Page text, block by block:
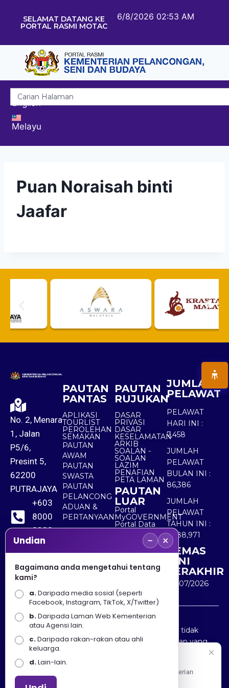
SELAMAT DATANG KE
PORTAL RASMI MOTAC
6/8/2026 02:53 AM
English
Melayu
Puan Noraisah binti
Jaafar
No. 2, Menara
1, Jalan
P5/6,
Presint 5,
62200
PUTRAJAYA
+603
8000
8000
+603
8891
7100
PAUTAN
PANTAS
APLIKASI
TOURLIST
PEROLEHAN
SEMAKAN
PAUTAN
AWAM
PAUTAN
SWASTA
PAUTAN
PELANCONG
ADUAN &
PERTANYAAN
PAUTAN
RUJUKAN
DASAR
PRIVASI
DASAR
KESELAMATAN
ARKIB
SOALAN -
SOALAN
LAZIM
PENAFIAN
PETA LAMAN
PAUTAN
LUAR
Portal
MyGOVERNMENT
Portal Data
Terbuka
Sektor Awam
JUMLAH
PELAWAT
PELAWAT
HARI INI :
7,458
JUMLAH
PELAWAT
BULAN INI :
86,386
JUMLAH
PELAWAT
TAHUN INI :
5,488,971
KEMAS
KINI
TERAKHIR
30/07/2026
Penafian : Kerajaan Malaysia dan Kementerian
Pelancongan Seni dan Budaya (MOTAC) adalah tidak
bertanggungjawab atas kehilangan atau kerugian yang
disebabkan oleh penggunaan mana-mana maklumat
yang diperolehi dari portal ini.
Undian − ×
Bagaimana anda mengetahui tentang
kami?
a.Daripada media sosial (seperti
Facebook, Instagram, TikTok, X/Twitter)
b.Daripada Laman Web Kementerian
atau Agensi lain.
c.Daripada rakan-rakan atau ahli
keluarga.
d.Lain-lain.
Apa Khabar! Selamat datang ke Portal Rasmi Kementerian
Pelancongan, Seni dan Budaya